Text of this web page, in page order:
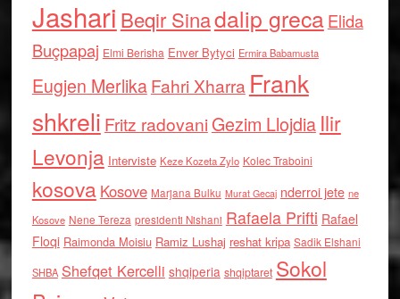
Jashari Beqir Sinadalip grecaElida
Buçpapaj Elmi Berisha Enver Bytyci Ermira Babamusta
Eugjen MerlikaFahri Xharra Frank
shkreli Fritz radovaniGezim Llojdia Ilir
Levonja Interviste Keze Kozeta Zylo Kolec Traboini
kosova Kosove Marjana Bulku Murat Gecaj nderroi jete ne
Kosove Nene Tereza presidenti Nishani Rafaela Prifti Rafael
Floqi Raimonda Moisiu Ramiz Lushaj reshat kripa Sadik Elshani
SHBA Shefqet Kercelli shqiperia shqiptaret Sokol